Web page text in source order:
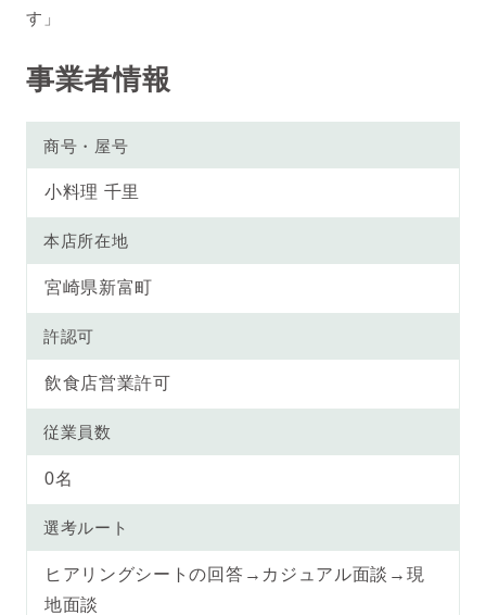
す」
事業者情報
商号・屋号
小料理 千里
本店所在地
宮崎県新富町
許認可
飲食店営業許可
従業員数
0名
選考ルート
ヒアリングシートの回答→カジュアル面談→現
地面談